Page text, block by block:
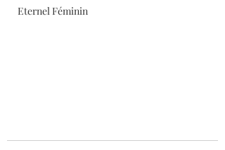
Eternel Féminin